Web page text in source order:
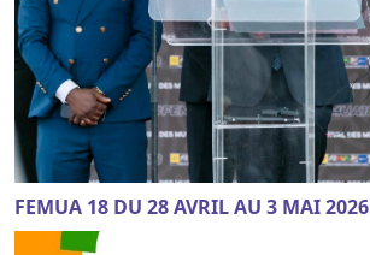
FEMUA 18 DU 28 AVRIL AU 3 MAI 2026